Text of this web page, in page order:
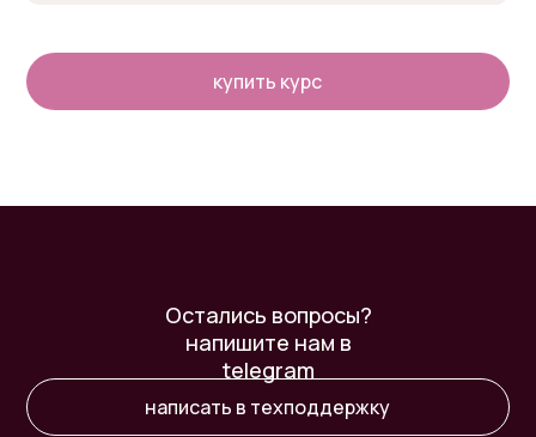
купить курс
Остались вопросы?
напишите нам в
telegram
написать в техподдержку